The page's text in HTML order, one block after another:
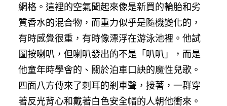
網格。這裡的空氣聞起來像是新買的輪胎和劣
質香水的混合物，而重力似乎是隨機變化的，
有時感覺很重，有時像漂浮在游泳池裡。他試
圖按喇叭，但喇叭發出的不是「叭叭」，而是
他童年時學會的、關於泊車口訣的魔性兒歌。
四面八方傳來了刺耳的剎車聲，接著，一群穿
著反光背心和戴著白色安全帽的人朝他衝來。